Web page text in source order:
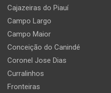
Cajazeiras do Piauí
Campo Largo
Campo Maior
Conceição do Canindé
Coronel Jose Dias
Curralinhos
Fronteiras